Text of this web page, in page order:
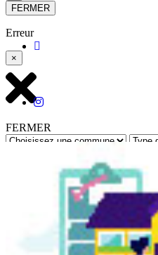
FERMER
Erreur
×
FERMER
Retour à toutes les annonces
Réf : 12231 - Mis à jour le : 29/06/2026
Fort de France- - F4